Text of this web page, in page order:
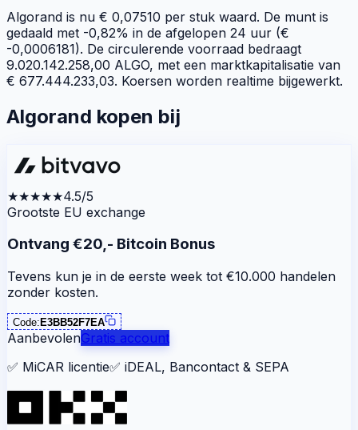
Algorand is nu € 0,07510 per stuk waard. De munt is
gedaald met -0,82% in de afgelopen 24 uur (€
-0,0006181). De circulerende voorraad bedraagt
9.020.142.258,00 ALGO, met een marktkapitalisatie van
€ 677.444.233,03. Koersen worden realtime bijgewerkt.
Algorand kopen bij
★★★★★4.5/5
Grootste EU exchange
Ontvang €20,- Bitcoin Bonus
Tevens kun je in de eerste week tot €10.000 handelen
zonder kosten.
Code: E3BB52F7EA
AanbevolenGratis account
✅ MiCAR licentie✅ iDEAL, Bancontact & SEPA